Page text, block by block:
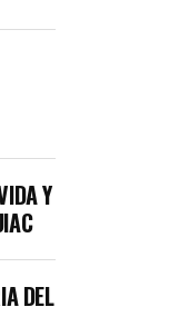
Y
DEL